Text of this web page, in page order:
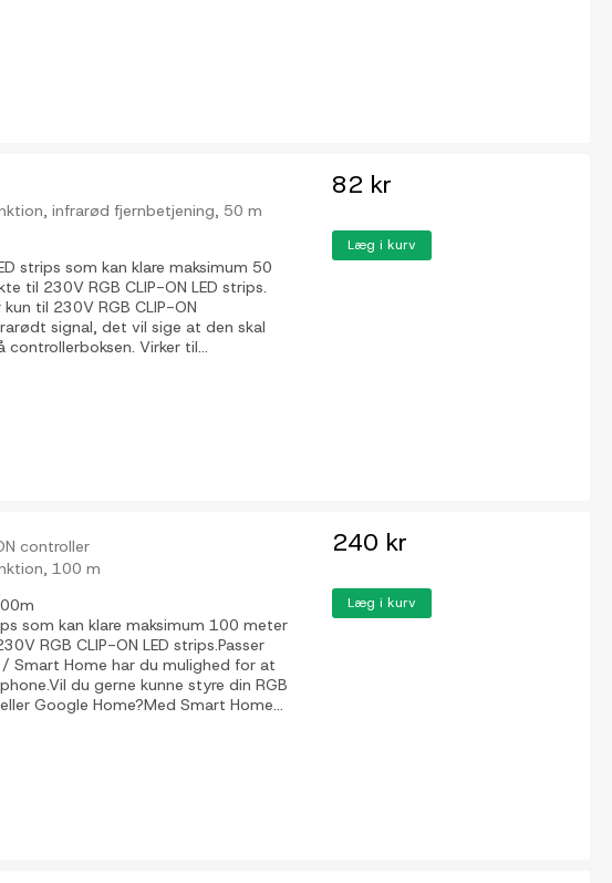
infrarød fjernbetjening, 50 m
strips som kan klare maksimum 50
til 230V RGB CLIP-ON LED strips.
til 230V RGB CLIP-ON
signal, det vil sige at den skal
Virker til...
82 kr
Læg i kurv
controller
100 m
som kan klare maksimum 100 meter
RGB CLIP-ON LED strips.Passer
/ Smart Home har du mulighed for at
du gerne kunne styre din RGB
Google Home?Med Smart Home...
240 kr
Læg i kurv